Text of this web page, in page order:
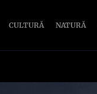
CULTURĂ NATURĂ